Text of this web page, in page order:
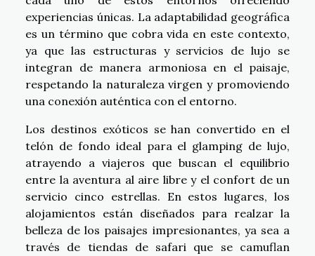
experiencias únicas. La adaptabilidad geográfica
es un término que cobra vida en este contexto,
ya que las estructuras y servicios de lujo se
integran de manera armoniosa en el paisaje,
respetando la naturaleza virgen y promoviendo
una conexión auténtica con el entorno.
Los destinos exóticos se han convertido en el
telón de fondo ideal para el glamping de lujo,
atrayendo a viajeros que buscan el equilibrio
entre la aventura al aire libre y el confort de un
servicio cinco estrellas. En estos lugares, los
alojamientos están diseñados para realzar la
belleza de los paisajes impresionantes, ya sea a
través de tiendas de safari que se camuflan